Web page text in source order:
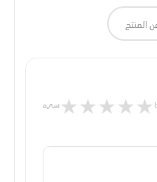
المنتج
سيء ★★★★★